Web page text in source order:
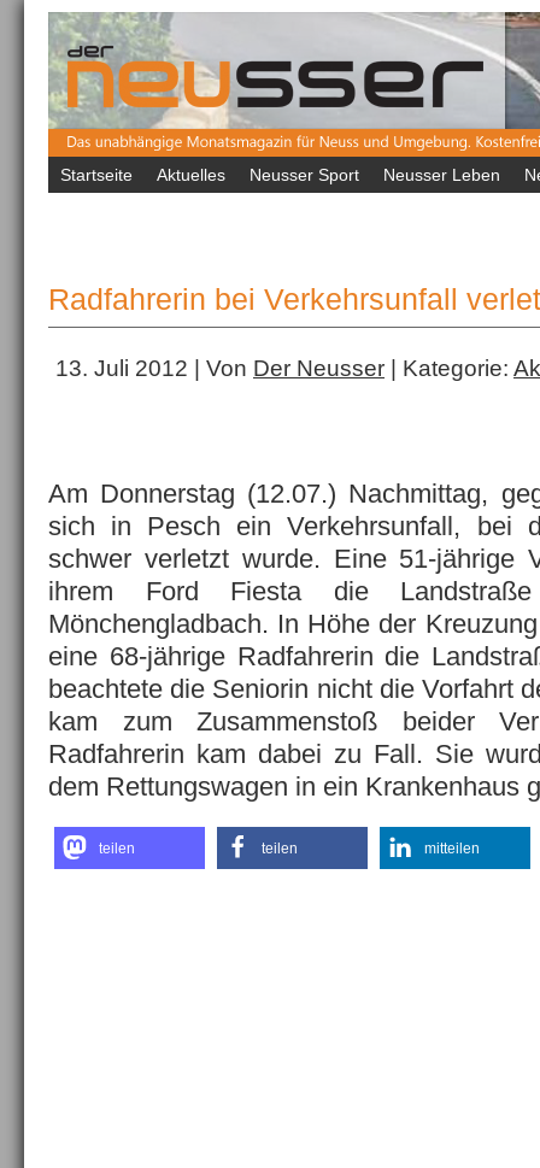
Startseite Aktuelles Neusser Sport Neusser Leben
Radfahrerin bei Verkehrsunfall
13. Juli 2012 | Von Der Neusser | Kategorie:
Am Donnerstag (12.07.) Nachmittag,
sich in Pesch ein Verkehrsunfall, bei
schwer verletzt wurde. Eine 51-jährige
ihrem Ford Fiesta die
Mönchengladbach. In Höhe der
eine 68-jährige Radfahrerin die
beachtete die Seniorin nicht die Vorfahrt
kam zum Zusammenstoß beider
Radfahrerin kam dabei zu Fall. Sie
dem Rettungswagen in ein Krankenhaus
teilen teilen mitteilen